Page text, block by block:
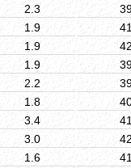
2.3
1.9
1.9
1.9
2.2
1.8
3.4
3.0
1.6